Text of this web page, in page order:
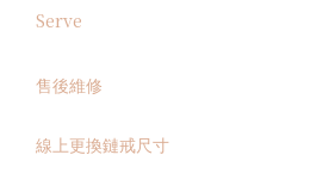
Serve
售後維修
線上更換鏈戒尺寸